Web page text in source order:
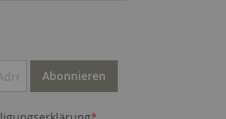
Abonnieren